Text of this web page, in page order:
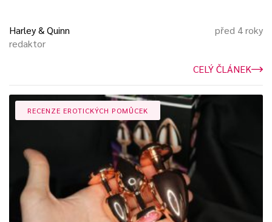
Harley & Quinn
redaktor
před 4 roky
CELÝ ČLÁNEK
RECENZE EROTICKÝCH POMŮCEK